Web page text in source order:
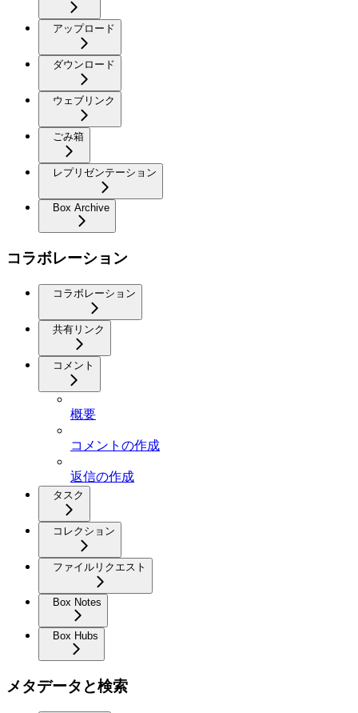
アップロード
ダウンロード
ウェブリンク
ごみ箱
レプリゼンテーション
Box Archive
コラボレーション
コラボレーション
共有リンク
コメント
概要
コメントの作成
返信の作成
タスク
コレクション
ファイルリクエスト
Box Notes
Box Hubs
メタデータと検索